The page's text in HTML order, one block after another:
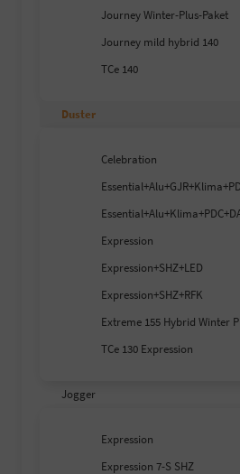
Journey Winter-Plus-Paket
Journey mild hybrid 140
TCe 140
Duster
Celebration
Expression
Expression+SHZ+LED
Expression+SHZ+RFK
Extreme 155 Hybrid Winter
TCe 130 Expression
Jogger
Expression
Expression 7-S SHZ